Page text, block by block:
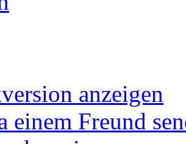
anzeigen
einem Freund